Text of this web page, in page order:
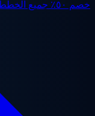
جميع الخطط، لفترة